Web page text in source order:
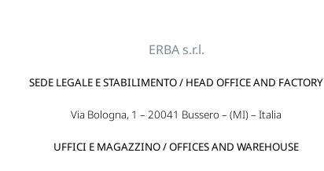
ERBA s.r.l.
SEDE LEGALE E STABILIMENTO / HEAD OFFICE AND FACTORY
Via Bologna, 1 – 20041 Bussero – (MI) – Italia
UFFICI E MAGAZZINO / OFFICES AND WAREHOUSE